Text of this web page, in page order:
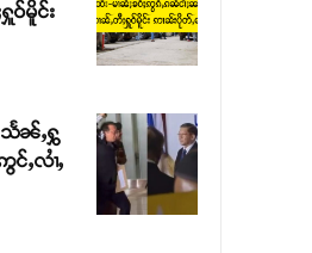
ဝ်မိူင်း
သႅၼ်ႇႁွ
င်ႇလၢႆႇ